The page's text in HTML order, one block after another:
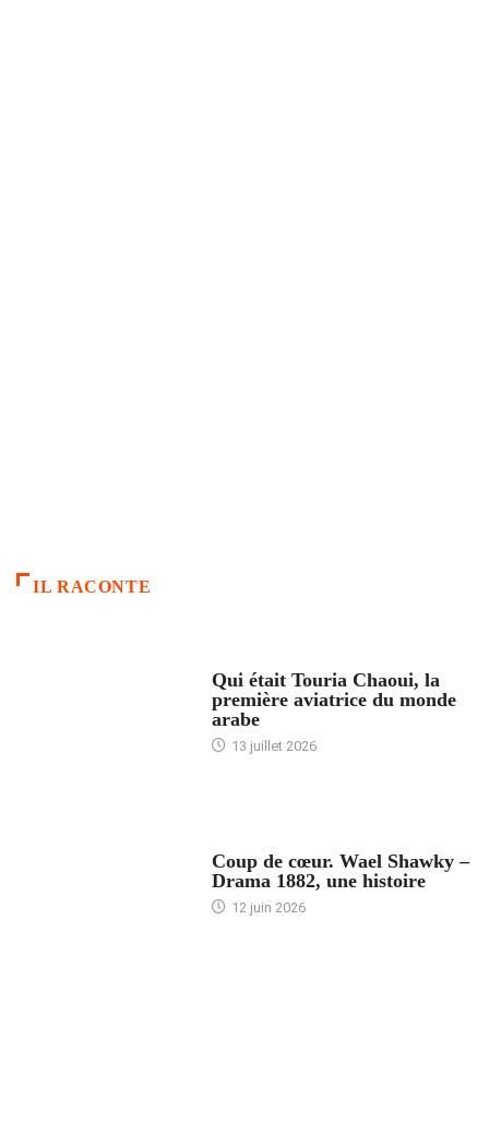
IL RACONTE
Qui était Touria Chaoui, la
première aviatrice du monde
arabe
13 juillet 2026
Coup de cœur. Wael Shawky –
Drama 1882, une histoire
12 juin 2026